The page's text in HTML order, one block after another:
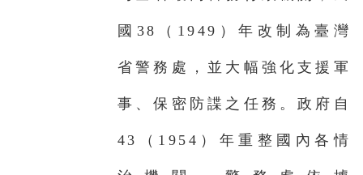
國38（1949）年改制為臺灣
省警務處，並大幅強化支援軍
事、保密防諜之任務。政府自
43（1954）年重整國內各情